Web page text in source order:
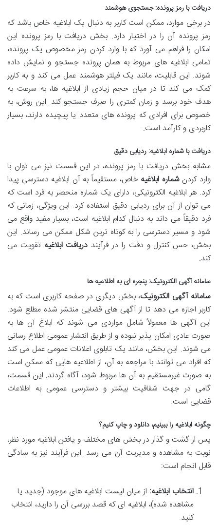
دریافت با رمز پرونده: جستجوی هوشمند
در برخی موارد، ممکن است کاربر به دنبال یک ابلاغیه خاص باشد که
رمز پرونده آن را در اختیار دارد. بخش دریافت با رمز پرونده این
امکان را فراهم می آورد که با وارد کردن رمز مخصوص یک پرونده،
تمامی ابلاغیه های مربوط به همان پرونده جستجو و نمایش داده
شوند. این قابلیت، مانند یک فیلتر هوشمند عمل می کند و به کاربر
کمک می کند تا در میان حجم زیادی از ابلاغیه ها، به سرعت به
هدف خود برسد و زمان کمتری را صرف جستجو کند. این روش، به
خصوص برای افرادی که پرونده های متعدد یا پیچیده دارند، بسیار
کاربردی و کارآمد است.
دریافت با شماره ابلاغیه: ردیابی دقیق
مشابه بخش دریافت با رمز پرونده، در این قسمت نیز می توان با
وارد کردنشماره ابلاغیه خاص، مستقیماً به آن ابلاغیه دسترسی پیدا
کرد. هر ابلاغیه الکترونیکی، دارای یک شماره منحصر به فرد است که
می توان از آن برای ردیابی دقیق استفاده کرد. این ویژگی، زمانی که
فرد دقیقاً می داند به دنبال کدام ابلاغیه است، بسیار مفید واقع می
شود و مسیر دسترسی را به کوتاه ترین شکل ممکن می رساند. این
بخش، حس کنترل و دقت را در فرآیند دریافت ابلاغیه تقویت می
کند.
سامانه آگهی الکترونیک: پنجره ای به اطلاعیه ها
سامانه آگهی الکترونیک، بخش دیگری در صفحه کاربری است که به
کاربر اجازه می دهد تا از آگهی های قضایی منتشر شده مطلع شود.
این آگهی ها معمولاً شامل مواردی می شوند که ابلاغ آن ها به
صورت عادی امکان پذیر نبوده و از طریق انتشار عمومی اطلاع رسانی
می شوند. این بخش، مانند یک تابلوی اعلانات عمومی عمل می کند
که افراد می توانند با مراجعه به آن، از اطلاعیه هایی که ممکن است
به صورت غیرمستقیم به آن ها مربوط شود، آگاه گردند. این قسمت،
گامی در جهت شفافیت بیشتر و دسترسی عمومی به اطلاعات
قضایی است.
چگونه ابلاغیه را ببینیم، دانلود و چاپ کنیم؟
پس از گشت و گذار در بخش های مختلف و یافتن ابلاغیه مورد نظر،
نوبت به مشاهده و مدیریت آن می رسد. این فرآیند نیز به سادگی
قابل انجام است:
انتخاب ابلاغیه: از میان لیست ابلاغیه های موجود (جدید یا
مشاهده شده)، ابلاغیه ای که قصد بررسی آن را دارید، انتخاب
کنید.